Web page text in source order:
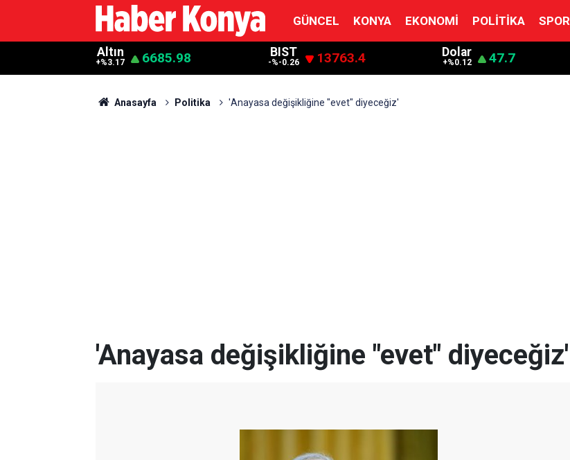
GÜNCEL KONYA EKONOMI POLITIKA SPOR
Altın
+%3.17 6685.98 BIST
-%-0.26 13763.4 Dolar
+%0.12 47.7
Anasayfa Politika 'Anayasa değişikliğine "evet" diyeceğiz'
'Anayasa değişikliğine "evet" diyeceğiz'